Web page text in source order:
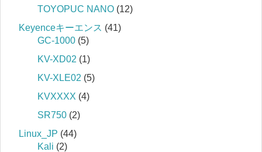
TOYOPUC NANO (12)
Keyenceキーエンス (41)
GC-1000 (5)
KV-XD02 (1)
KV-XLE02 (5)
KVXXXX (4)
SR750 (2)
Linux_JP (44)
Kali (2)